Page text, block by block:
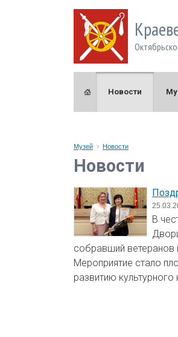
Новости
Музей Новости
Новости
В
собравший ветеранов
Мероприятие стало
развитию культурного